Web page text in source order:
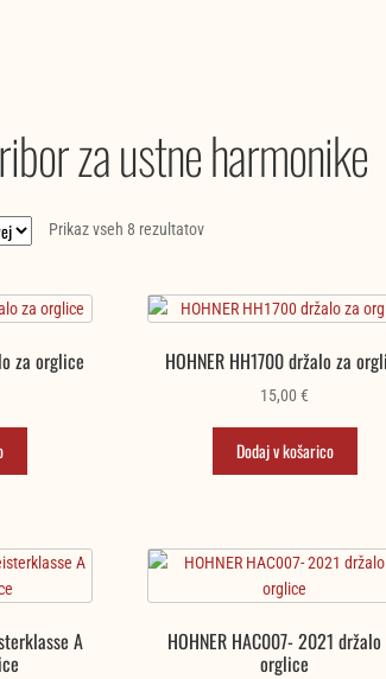
za ustne harmonike
Prikaz vseh 8 rezultatovRazvrščeno
od
do
za orglice HOHNER HH1700 držalo za
15,00€
Dodaj v košarico
A HOHNER HAC007- 2021 držalo
orglice